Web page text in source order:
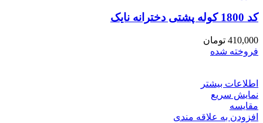
کد 1800 کوله پشتی دخترانه نایک
410,000 تومان
فروخته شده
اطلاعات بیشتر
نمایش سریع
مقايسه
افزودن به علاقه مندی